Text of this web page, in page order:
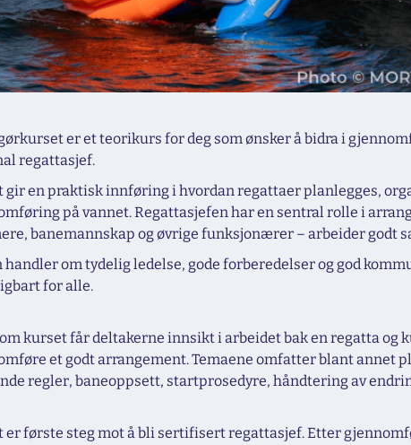
er et teorikurs for deg som ønsker å bidra i
regattasjef.
gir en praktisk innføring i hvordan regattaer planlegges,
på vannet. Regattasjefen har en sentral rolle i
banemannskap og øvrige funksjonærer – arbeider godt
handler om tydelig ledelse, gode forberedelser og god
for alle.
kurset får deltakerne innsikt i arbeidet bak en regatta og
et godt arrangement. Temaene omfatter blant annet
regler, baneoppsett, startprosedyre, håndtering av
er første steg mot å bli sertifisert regattasjef. Etter